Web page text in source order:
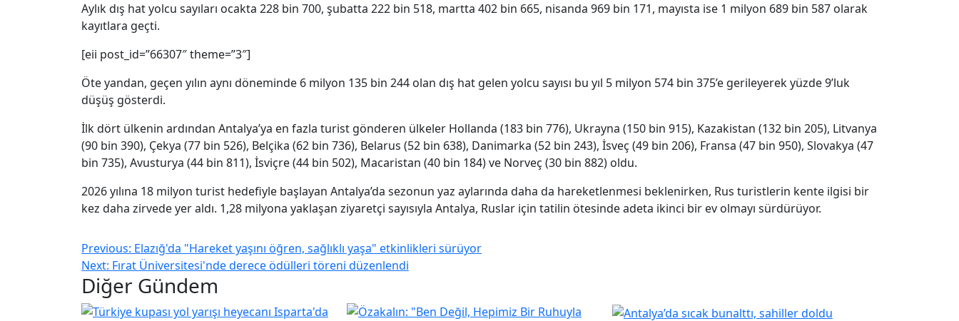
Aylık dış hat yolcu sayıları ocakta 228 bin 700, şubatta 222 bin 518, martta 402 bin 665, nisanda 969 bin 171, mayısta ise 1 milyon 689 bin 587 olarak
kayıtlara geçti.
[eii post_id=”66307″ theme=”3″]
Öte yandan, geçen yılın aynı döneminde 6 milyon 135 bin 244 olan dış hat gelen yolcu sayısı bu yıl 5 milyon 574 bin 375’e gerileyerek yüzde 9’luk
düşüş gösterdi.
İlk dört ülkenin ardından Antalya’ya en fazla turist gönderen ülkeler Hollanda (183 bin 776), Ukrayna (150 bin 915), Kazakistan (132 bin 205), Litvanya
(90 bin 390), Çekya (77 bin 526), Belçika (62 bin 736), Belarus (52 bin 638), Danimarka (52 bin 243), İsveç (49 bin 206), Fransa (47 bin 950), Slovakya (47
bin 735), Avusturya (44 bin 811), İsviçre (44 bin 502), Macaristan (40 bin 184) ve Norveç (30 bin 882) oldu.
2026 yılına 18 milyon turist hedefiyle başlayan Antalya’da sezonun yaz aylarında daha da hareketlenmesi beklenirken, Rus turistlerin kente ilgisi bir
kez daha zirvede yer aldı. 1,28 milyona yaklaşan ziyaretçi sayısıyla Antalya, Ruslar için tatilin ötesinde adeta ikinci bir ev olmayı sürdürüyor.
Previous: Elazığ'da "Hareket yaşını öğren, sağlıklı yaşa" etkinlikleri sürüyor
Next: Fırat Üniversitesi'nde derece ödülleri töreni düzenlendi
Diğer Gündem